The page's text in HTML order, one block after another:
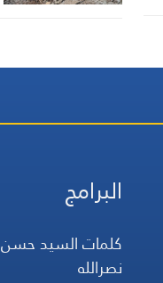
البرامج
كلمات السيد حسن
نصرالله